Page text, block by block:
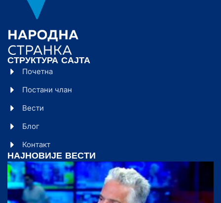
СТРУКТУРА САЈТА
Почетна
Постани члан
Вести
Блог
Контакт
НАЈНОВИЈЕ ВЕСТИ